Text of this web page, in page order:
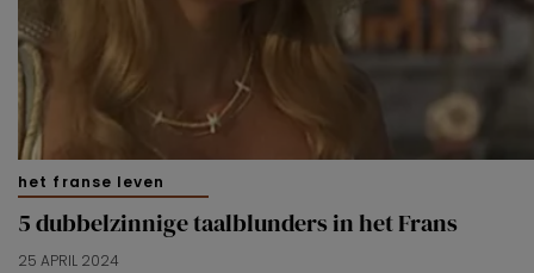
het franse leven
5 dubbelzinnige taalblunders in het Frans
25 APRIL 2024